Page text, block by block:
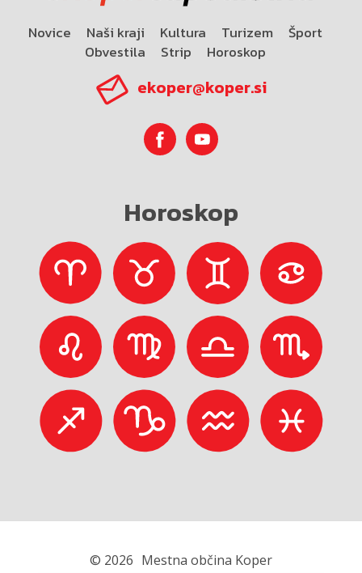
Novice Naši kraji Kultura Turizem
Šport
Obvestila
Strip Horoskop
ekoper@koper.si
Horoskop
© 2026 Mestna občina Koper